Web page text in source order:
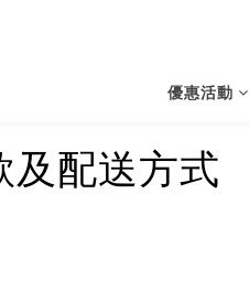
優惠活動
及配送方式